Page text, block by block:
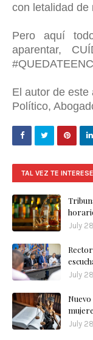
con letalidad de
Pero aquí
aparentar,
El autor de este
Político,
TAL VEZ TE
July
July
July